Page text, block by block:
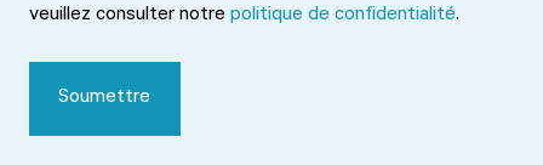
veuillez consulter notre politique de confidentialité.